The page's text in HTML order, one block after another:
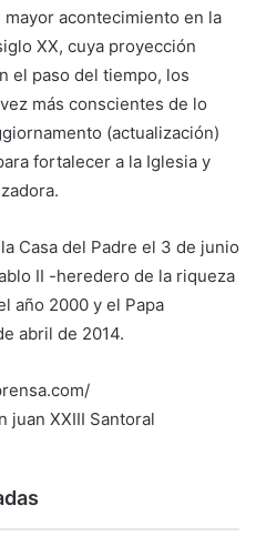
acontecimiento en la
XX, cuya proyección
el paso del tiempo, los
más conscientes de lo
(actualización)
fortalecer a la Iglesia y
Casa del Padre el 3 de junio
II -heredero de la riqueza
año 2000 y el Papa
abril de 2014.
juan XXIII Santoral